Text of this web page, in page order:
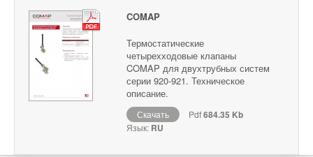
COMAP
Термостатические
четырехходовые клапаны
COMAP для двухтрубных систем
серии 920-921. Техническое
описание.
Скачать Pdf684.35 Kb
Язык: RU